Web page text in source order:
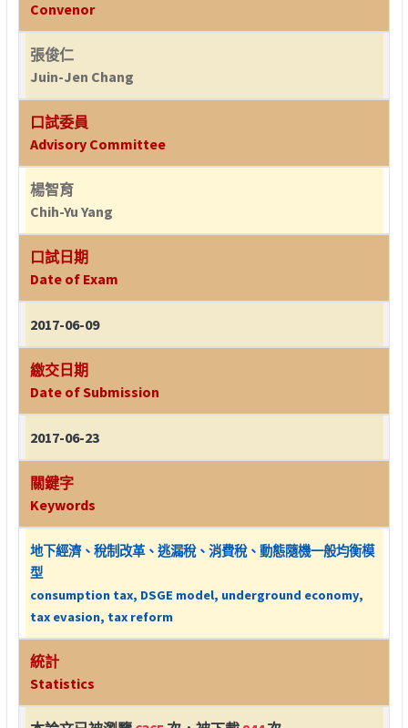
Convenor
張俊仁
Juin-Jen Chang
口試委員
Advisory Committee
楊智育
Chih-Yu Yang
口試日期
Date of Exam
2017-06-09
繳交日期
Date of Submission
2017-06-23
關鍵字
Keywords
地下經濟、稅制改革、逃漏稅、消費稅、動態隨機一般均衡模
型
consumption tax, DSGE model, underground economy,
tax evasion, tax reform
統計
Statistics